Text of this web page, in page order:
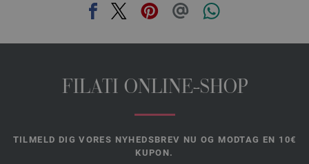
FILATI ONLINE-SHOP
TILMELD DIG VORES NYHEDSBREV NU OG MODTAG EN 10€
KUPON.